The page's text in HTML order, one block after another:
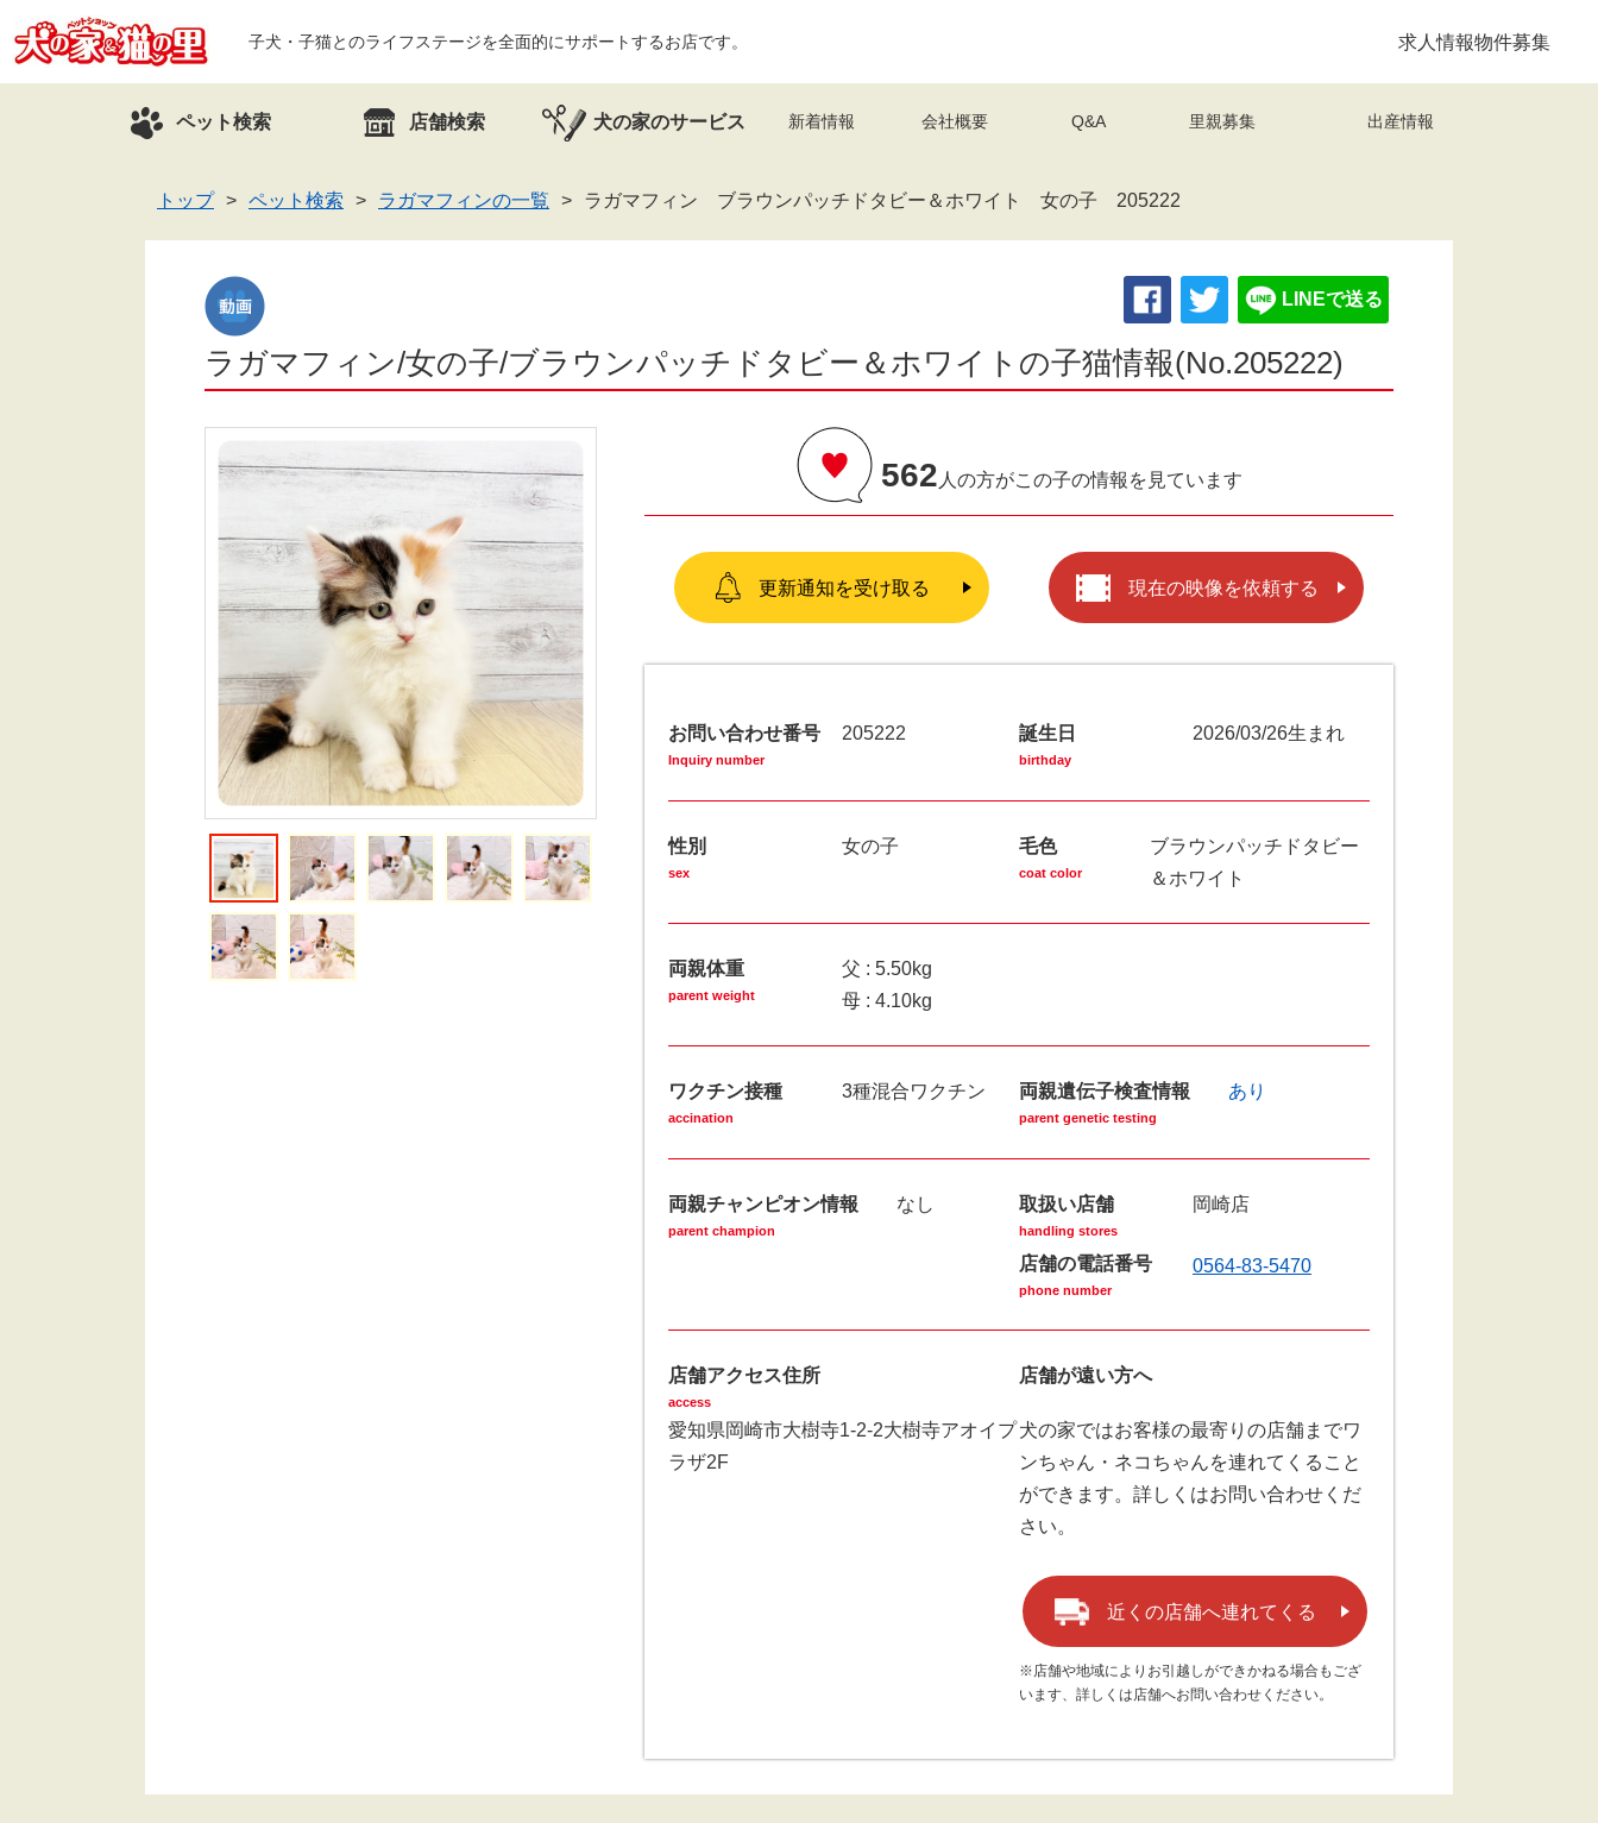
子犬・子猫とのライフステージを全面的にサポートするお店です。 求人情報物件募集
ペット検索 店舗検索 犬の家のサービス 新着情報 会社概要 Q&A 里親募集 出産情報
トップ ペット検索 ラガマフィンの一覧 ラガマフィン ブラウンパッチドタビー＆ホワイト 女の子 205222
ラガマフィン/女の子/ブラウンパッチドタビー＆ホワイトの子猫情報(No.205222)
LINEで送る
562 人の方がこの子の情報を見ています
更新通知を受け取る 現在の映像を依頼する
お問い合わせ番号
Inquiry number
205222 誕生日
birthday
2026/03/26生まれ
性別
sex
女の子 毛色
coat color
ブラウンパッチドタビー
＆ホワイト
両親体重
parent weight
父 : 5.50kg
母 : 4.10kg
ワクチン接種
accination
3種混合ワクチン 両親遺伝子検査情報
parent genetic testing
あり
両親チャンピオン情報
parent champion
なし 取扱い店舗
handling stores
店舗の電話番号
phone number
岡崎店
0564-83-5470
店舗アクセス住所
access
愛知県岡崎市大樹寺1-2-2大樹寺アオイプ
ラザ2F
店舗が遠い⽅へ
⽝の家ではお客様の最寄りの店舗までワ
ンちゃん・ネコちゃんを連れてくること
ができます。詳しくはお問い合わせくだ
さい。
近くの店舗へ連れてくる
※店舗や地域によりお引越しができかねる場合もござ
います、詳しくは店舗へお問い合わせください。